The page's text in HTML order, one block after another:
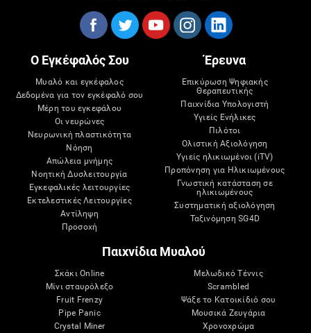
Ο Εγκέφαλός Σου
Μυαλό και εγκέφαλος
Δεδομένα για τον εγκέφαλό σου
Μέρη του εγκεφάλου
Οι νευρώνες
Νευρωνική πλαστικότητα
Νόηση
Απώλεια μνήμης
Νοητική Δυσλειτουργία
Εγκεφαλικές λειτουργίες
Εκτελεστικές Λειτουργίες
Αντίληψη
Προσοχή
Έρευνα
Επικύρωση Ψηφιακής
Θεραπευτικής
Παιχνίδια Υπολογιστή
Υγιείς Ενήλικες
Πιλότοι
Ολιστική Αξιολόγηση
Υγιείς ηλικιωμένοι (iTV)
Προπόνηση για Ηλικιωμένους
Γνωστική κατάσταση σε
ηλικιωμένους
Συστηματική αξιολόγηση
Ταξινόμηση SG4D
Παιχνίδια Μυαλού
Σκάκι Online
Μίνι σταυρόλεξο
Fruit Frenzy
Pipe Panic
Crystal Miner
Μελωδικό Τέννις
Scrambled
Ψάξε το Κατοικίδιό σου
Μουσικά Ζευγάρια
Χρονοχρώμα